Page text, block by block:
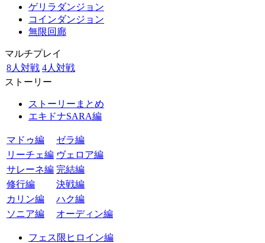
ゲリラダンジョン
コインダンジョン
無限回廊
マルチプレイ
8人対戦 4人対戦
ストーリー
ストーリーまとめ
エキドナSARA編
マドゥ編
ゼラ編
リーチェ編 ヴェロア編
サレーネ編 完結編
修行編
決戦編
カリン編
ハク編
ソニア編
オーディン編
フェス限ヒロイン編